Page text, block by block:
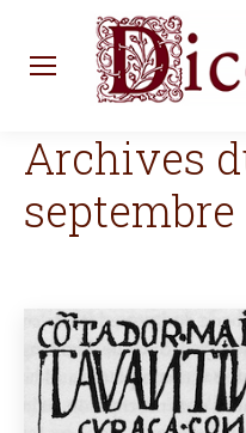
Archives
septembre